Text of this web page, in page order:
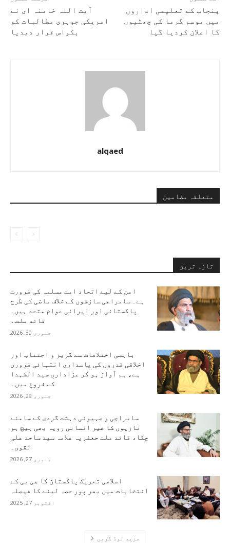
آیت اللہ خامنہ ای نے
امریکی جوہری مطالبات کو
بکواس قرار دیدیا
پنجاب کے تعلیمی اداروں
میں موسم گرما کی چھٹیوں
کا اعلان کردیا گیا
alqaed
متعلقہ مضامین
تازہ ترین
امن کے لیے اتحاد امت مسلمہ کی ضرورت
ہے۔ سامراجی سازشوں کے خلاف ماضی کی طرح
پاکستانی اور ایرانی عوام متحد ہیں۔
قائد ملت...
جنوری 30, 2026
باہمی اختلافات سے گریز و اجتناب اور
اخلاقی قدروں کی پاسداری انتہائی ضروری
ہے، ہم آواز ہو کر عزاداریِ سید الشہدا
کے فروغ میں...
جنوری 29, 2026
سامراجی و صہیونی دہشت گردی کے سامنے
نازیوں کا غیر انسانی رویہ بھی ہیچ ہو
چکا، قائد ملت جعفریہ علامہ سید ساجد علی
نقوی۔
جنوری 27, 2026
اسلامی تحریک پاکستان کا جی بی کے
انتخابات میں بھر پور حصہ لینے کا فیصلہ
اکتوبر 27, 2025
مزید لوڈ کریں